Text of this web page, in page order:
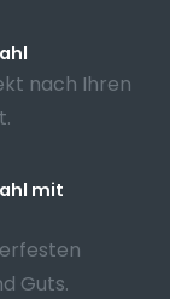
nach Ihren
mit
Guts.